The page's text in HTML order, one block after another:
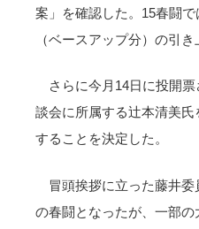
案」を確認した。15春闘
（ベースアップ分）の引
さらに今月14日に投開
談会に所属する辻本清美
することを決定した。
冒頭挨拶に立った藤井
の春闘となったが、一部